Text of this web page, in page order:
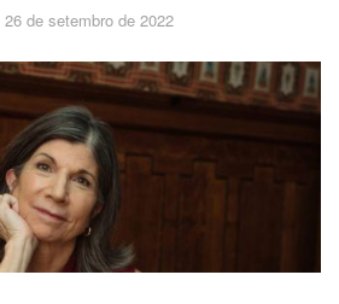
26 de setembro de 2022